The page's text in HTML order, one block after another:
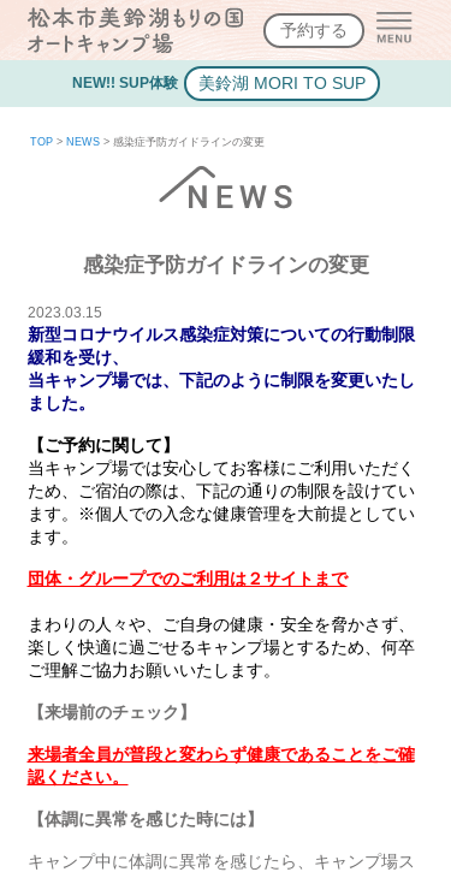
予約する
NEW!! SUP体験 美鈴湖 MORI TO SUP
TOP > NEWS > 感染症予防ガイドラインの変更
感染症予防ガイドラインの変更
2023.03.15
新型コロナウイルス感染症対策についての行動制限
緩和を受け、
当キャンプ場では、下記のように制限を変更いたし
ました。
【ご予約に関して】
当キャンプ場では安心してお客様にご利用いただく
ため、
ご宿泊の際は、下記の通りの制限を設けてい
ます。※個人での入念な健康管理を大前提としてい
ます。
団体・グループでのご利用は２サイトまで
まわりの人々や、ご自身の健康・安全を脅かさず、
楽しく快適に過ごせるキャンプ場とするため、何卒
ご理解ご協力お願いいたします。
【来場前のチェック】
来場者全員が普段と変わらず健康であることをご確
認ください。
【体調に異常を感じた時には】
キャンプ中に体調に異常を感じたら、キャンプ場ス